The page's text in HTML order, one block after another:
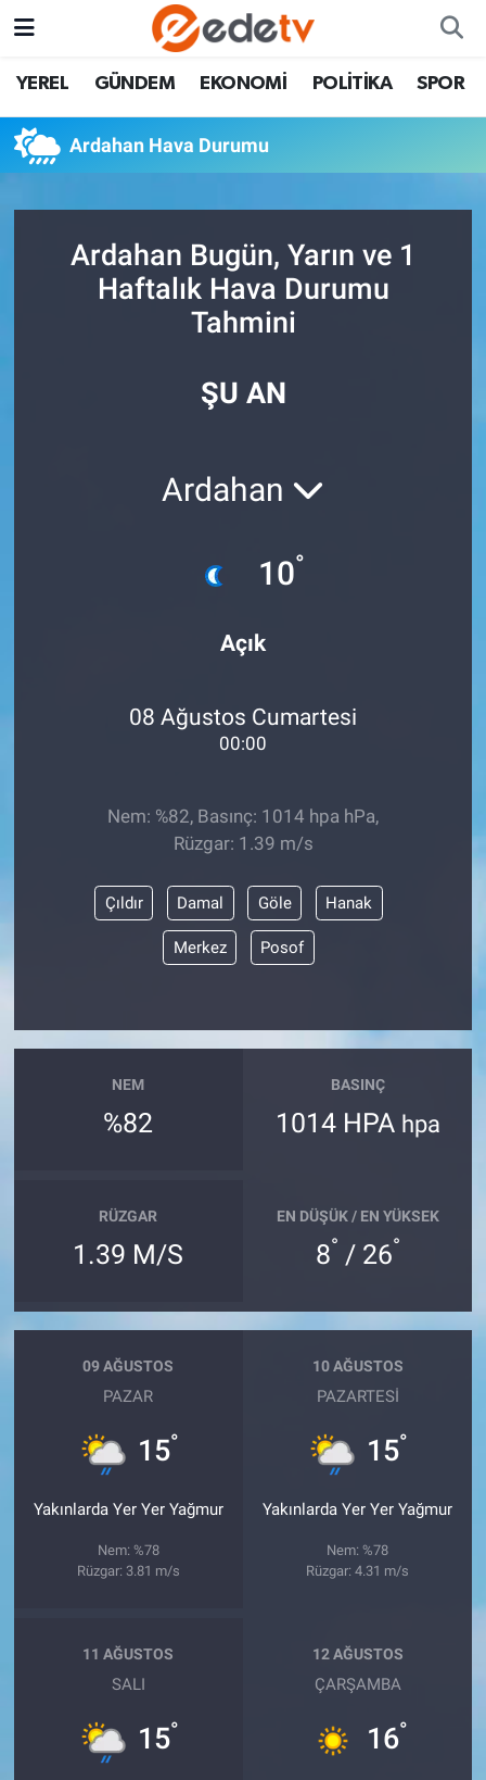
YEREL GÜNDEM EKONOMİ POLİTİKA SPOR
Ardahan Hava Durumu
Ardahan Bugün, Yarın ve 1
Haftalık Hava Durumu
Tahmini
ŞU AN
Ardahan
10°
Açık
08 Ağustos Cumartesi
00:00
Nem: %82, Basınç: 1014 hpa hPa,
Rüzgar: 1.39 m/s
Çıldır Damal Göle Hanak
Merkez Posof
NEM
%82
BASINÇ
1014 HPA hpa
RÜZGAR
1.39 M/S
EN DÜŞÜK / EN YÜKSEK
8° / 26°
09 AĞUSTOS
PAZAR
15°
Yakınlarda Yer Yer Yağmur
Nem: %78
Rüzgar: 3.81 m/s
10 AĞUSTOS
PAZARTESI
15°
Yakınlarda Yer Yer Yağmur
Nem: %78
Rüzgar: 4.31 m/s
11 AĞUSTOS
SALI
15°
12 AĞUSTOS
ÇARŞAMBA
16°